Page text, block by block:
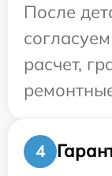
После
расчет,
4